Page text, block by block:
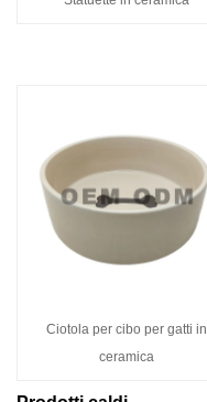
Ciotola per cibo per gatti in
ceramica